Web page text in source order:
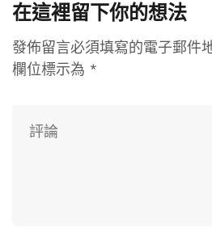
在這裡留下你的想法
發佈留言必須填寫的電子郵件
欄位標示為 *